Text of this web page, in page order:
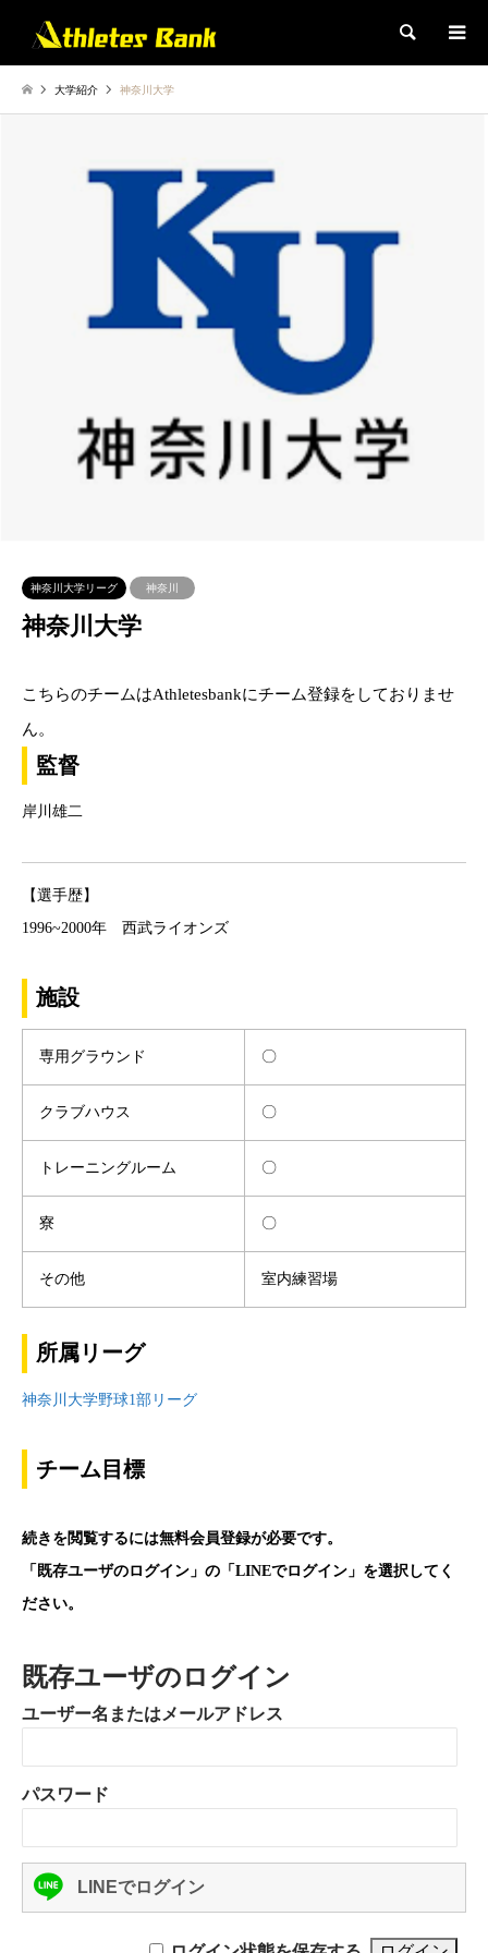
検索
大学紹介 神奈川大学
神奈川大学リーグ 神奈川
神奈川大学
こちらのチームはAthletesbankにチーム登録をしておりませ
ん。
監督
岸川雄二
【選手歴】
1996~2000年 西武ライオンズ
施設
専用グラウンド 〇
クラブハウス 〇
トレーニングルーム 〇
寮 〇
その他 室内練習場
所属リーグ
神奈川大学野球1部リーグ
チーム目標
続きを閲覧するには無料会員登録が必要です。
「既存ユーザのログイン」の「LINEでログイン」を選択してく
ださい。
既存ユーザのログイン
ユーザー名またはメールアドレス
パスワード
LINEでログイン